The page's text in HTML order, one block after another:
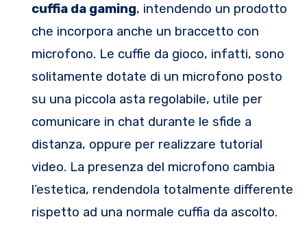
cuffia da gaming, intendendo un prodotto
che incorpora anche un braccetto con
microfono. Le cuffie da gioco, infatti, sono
solitamente dotate di un microfono posto
su una piccola asta regolabile, utile per
comunicare in chat durante le sfide a
distanza, oppure per realizzare tutorial
video. La presenza del microfono cambia
l’estetica, rendendola totalmente differente
rispetto ad una normale cuffia da ascolto.